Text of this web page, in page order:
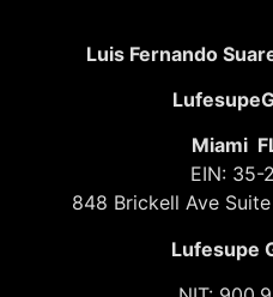
Luis Fernando
Miami
EIN: 35-
848 Brickell Ave
Lufesupe